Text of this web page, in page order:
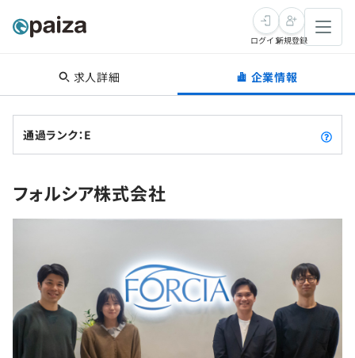
転職・キャリア
転職成功ガイド
インタビュー
新卒就活
求人検索
インターン
新卒エージェント
学習
問題集
4択課題
プログラミング言語
SQL
評価結果一覧
ゲーム・マンガ
メディア
Tech Team Journal
paizaとは？
ログイン新規登録
求人詳細 企業情報
通過ランク：E
フォルシア株式会社